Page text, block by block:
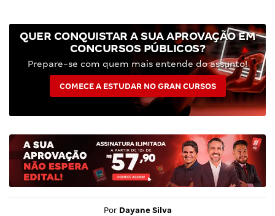
QUER CONQUISTAR A SUA APROVAÇÃO EM
CONCURSOS PÚBLICOS?
Prepare-se com quem mais entende do assunto!
COMECE A ESTUDAR NO GRAN CURSOS
Por Dayane Silva